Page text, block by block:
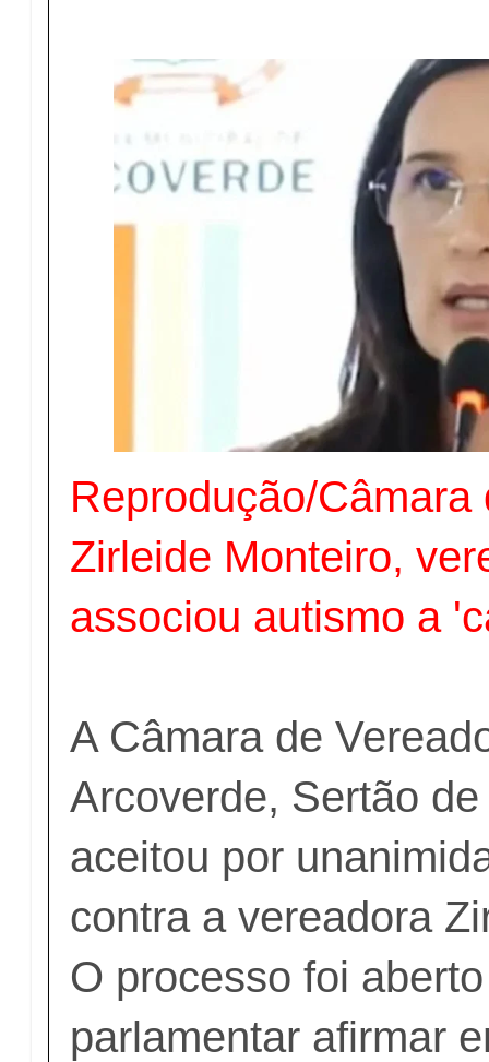
Reprodução/Câmara
Zirleide Monteiro,
associou autismo a
A Câmara de
Arcoverde, Sertão
aceitou por
contra a vereadora
O processo foi
parlamentar afirmar